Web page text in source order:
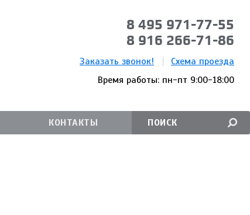
8 495 971-77-55
8 916 266-71-86
Заказать звонок!
Схема проезда
Время работы: пн-пт 9:00-18:00
КОНТАКТЫ